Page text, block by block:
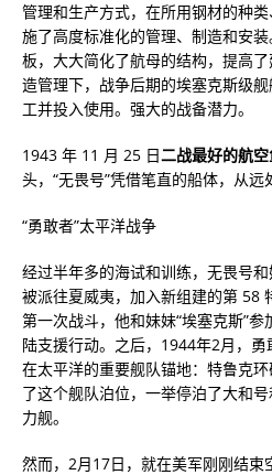
管理和生产方式，在所用钢材的种
施了高度标准化的管理、制造和安
板，大大简化了航母的结构，提高
造管理下，战争后期的埃塞克斯级
工并投入使用。强大的战备潜力。
1943 年 11 月 25 日二战最好的航
头，“无畏号”凭借笔直的船体，从
“勇敢者”太平洋战争
经过半年多的海试和训练，无畏号
被派往夏威夷，加入新组建的第 58
第一次战斗，他和妹妹“埃塞克斯”
陆支援行动。之后，1944年2月，
在太平洋的重要舰队锚地：特鲁克
了这个舰队泊位，一举停泊了大和
力舰。
然而，2月17日，就在美军刚刚结束